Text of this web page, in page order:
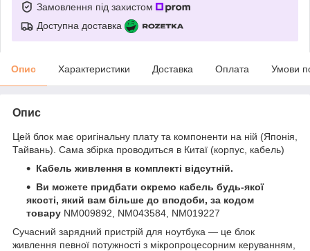
Замовлення під захистом
Доступна доставка
Опис Характеристики Доставка Оплата Умови
Опис
Цей блок має оригінальну плату та компоненти на ній (Японія,
Тайвань). Сама збірка проводиться в Китаї (корпус, кабель)
Кабель живлення в комплекті відсутній.
Ви можете придбати окремо кабель будь-якої
якості, який вам більше до вподоби, за кодом
товару NM009892, NM043584, NM019227
Сучасний зарядний пристрій для ноутбука — це блок
живлення певної потужності з мікропроцесорним керуванням,